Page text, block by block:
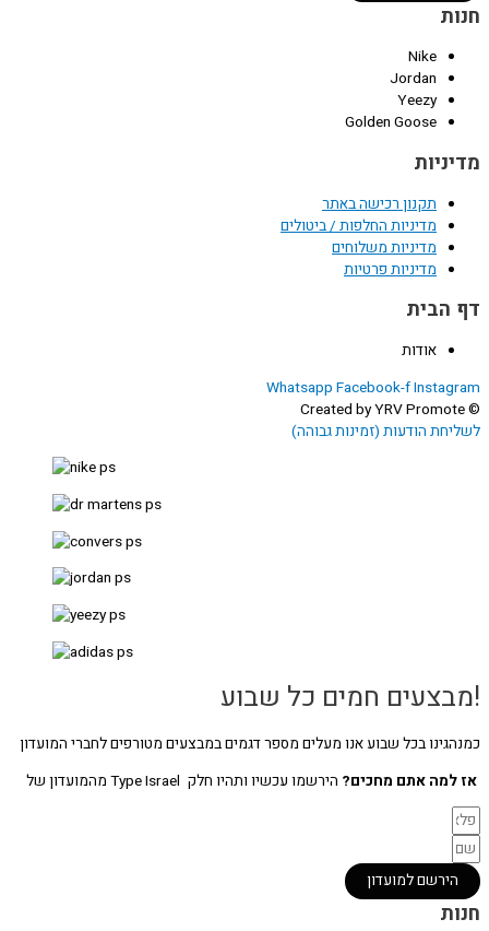
חנות
Nike
Jordan
Yeezy
Golden Goose
מדיניות
תקנון רכישה באתר
מדיניות החלפות / ביטולים
מדיניות משלוחים
מדיניות פרטיות
דף הבית
אודות
Whatsapp Facebook-fInstagram
© Created by YRV Promote
לשליחת הודעות (זמינות גבוהה)
!מבצעים חמים כל שבוע
כמנהגינו בכל שבוע אנו מעלים מספר דגמים במבצעים מטורפים לחברי המועדון
אז למה אתם מחכים? הירשמו עכשיו ותהיו חלק Type Israel מהמועדון של
הירשם למועדון
חנות